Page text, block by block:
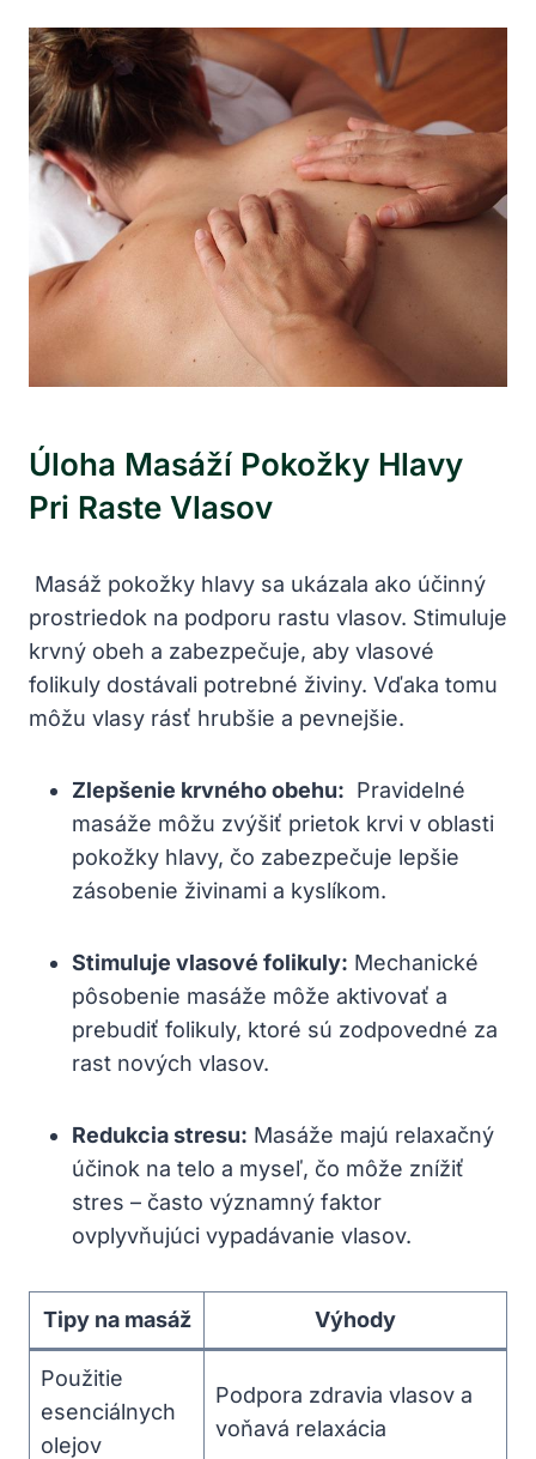
Úloha Masáží ‍pokožky Hlavy
⁣pri Raste Vlasov
‍ Masáž ‌pokožky hlavy sa ukázala ako‌ účinný
prostriedok na podporu rastu vlasov. ‌Stimuluje
‍krvný obeh ⁢a ‍zabezpečuje, aby vlasové
⁣folikuly dostávali potrebné živiny.​ Vďaka ‍tomu‌
môžu vlasy rásť hrubšie ​a pevnejšie.
Zlepšenie krvného obehu: ​ Pravidelné
masáže⁣ môžu zvýšiť prietok⁤ krvi v oblasti
pokožky hlavy, čo zabezpečuje​ lepšie
zásobenie živinami a⁣ kyslíkom.
Stimuluje vlasové folikuly: Mechanické
pôsobenie masáže môže aktivovať ⁤a
prebudiť folikuly, ktoré⁣ sú‌ zodpovedné za
rast nových​ vlasov.
Redukcia ​stresu: Masáže majú relaxačný
‍účinok na telo a myseľ, čo môže znížiť
stres – často významný faktor
ovplyvňujúci vypadávanie vlasov.
Tipy ⁤na masáž Výhody
Použitie
esenciálnych
olejov
Podpora ‌zdravia vlasov a
voňavá relaxácia